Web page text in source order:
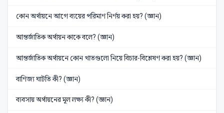
কোন অর্থায়নে আগে ব্যয়ের পরিমাণ নির্ণয় করা হয়? (জ্ঞান)
আন্তর্জাতিক অর্থায়ন কাকে বলে? (জ্ঞান)
আন্তর্জাতিক অর্থায়নে কোন খাতগুলো নিয়ে বিচার-বিশ্লেষণ করা হয়? (জ্ঞান)
বাণিজ্য ঘাটতি কী? (জ্ঞান)
ব্যবসায় অর্থায়নের মূল লক্ষ্য কী? (জ্ঞান)